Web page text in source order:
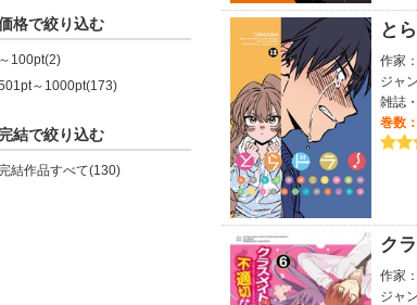
格で絞り込む
～100pt(2)
～1000pt(173)
完結で絞り込む
結作品すべて(130)
と
作家：
ジャ
雑誌
巻数：
ク
作家：
ジャ